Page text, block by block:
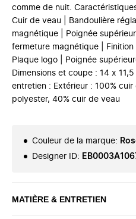
comme de nuit.
Cuir de veau | Bandoulière
magnétique | Poignée
fermeture magnétique | Finition
Plaque logo | Poignée
Dimensions et coupe : 14 x
entretien : Extérieur : 100%
polyester, 40% cuir de veau
Couleur de la marque:
Designer ID:
MATIÈRE & ENTRETIEN